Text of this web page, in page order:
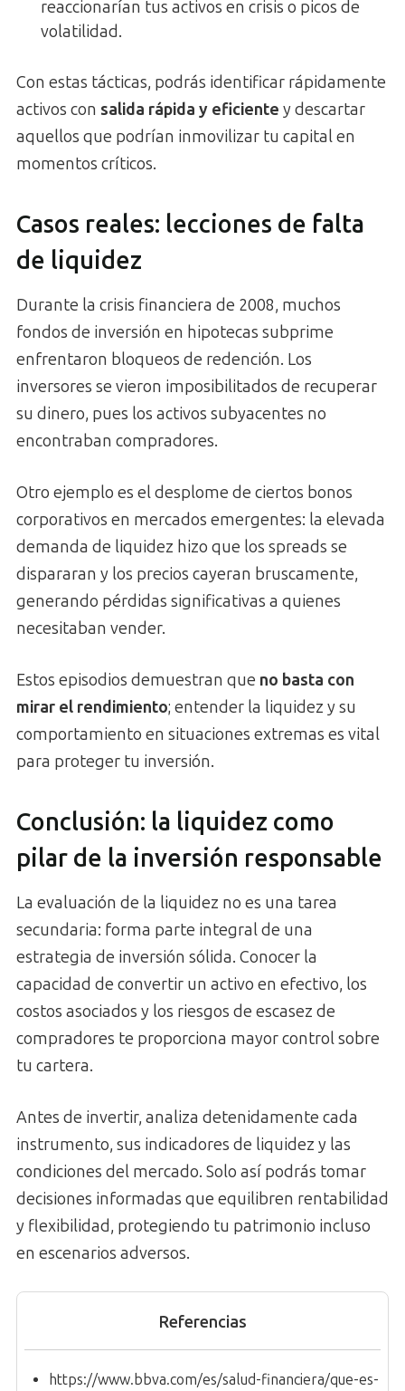
reaccionarían tus activos en crisis o picos de
volatilidad.
Con estas tácticas, podrás identificar rápidamente
activos con salida rápida y eficiente y descartar
aquellos que podrían inmovilizar tu capital en
momentos críticos.
Casos reales: lecciones de falta
de liquidez
Durante la crisis financiera de 2008, muchos
fondos de inversión en hipotecas subprime
enfrentaron bloqueos de redención. Los
inversores se vieron imposibilitados de recuperar
su dinero, pues los activos subyacentes no
encontraban compradores.
Otro ejemplo es el desplome de ciertos bonos
corporativos en mercados emergentes: la elevada
demanda de liquidez hizo que los spreads se
dispararan y los precios cayeran bruscamente,
generando pérdidas significativas a quienes
necesitaban vender.
Estos episodios demuestran que no basta con
mirar el rendimiento; entender la liquidez y su
comportamiento en situaciones extremas es vital
para proteger tu inversión.
Conclusión: la liquidez como
pilar de la inversión responsable
La evaluación de la liquidez no es una tarea
secundaria: forma parte integral de una
estrategia de inversión sólida. Conocer la
capacidad de convertir un activo en efectivo, los
costos asociados y los riesgos de escasez de
compradores te proporciona mayor control sobre
tu cartera.
Antes de invertir, analiza detenidamente cada
instrumento, sus indicadores de liquidez y las
condiciones del mercado. Solo así podrás tomar
decisiones informadas que equilibren rentabilidad
y flexibilidad, protegiendo tu patrimonio incluso
en escenarios adversos.
Referencias
https://www.bbva.com/es/salud-financiera/que-es-